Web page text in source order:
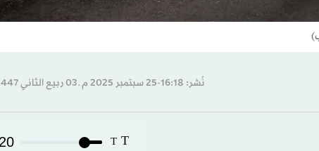
نُشر: 16:18-25 سبتمبر 2025 م ـ 03 ربيع الثاني 1447 هـ
T
T
20